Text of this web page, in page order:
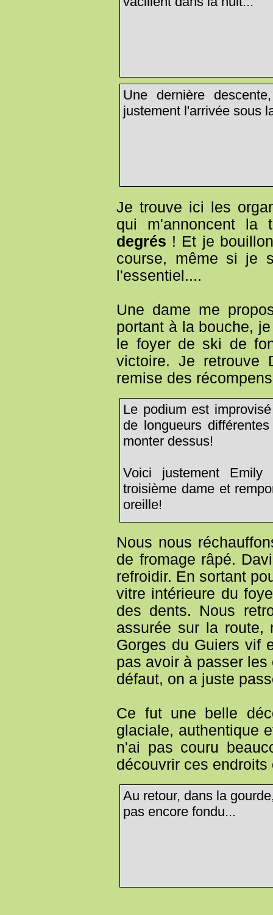
Une dernière
justement l'arrivée sous
Je trouve ici les
qui m'annoncent la
degrés ! Et je
course, même si je
l'essentiel....
Une dame me
portant à la bouche,
le foyer de ski de
victoire. Je retrouve
remise des
Le podium est
de longueurs
monter dessus!
Voici justement
troisième dame et
oreille!
Nous nous
de fromage râpé.
refroidir. En sortant
vitre intérieure du
des dents. Nous
assurée sur la route,
Gorges du Guiers vif
pas avoir à passer
défaut, on a juste
Ce fut une belle
glaciale, authentique
n'ai pas couru
découvrir ces endroits
Au retour, dans la
pas encore fondu...